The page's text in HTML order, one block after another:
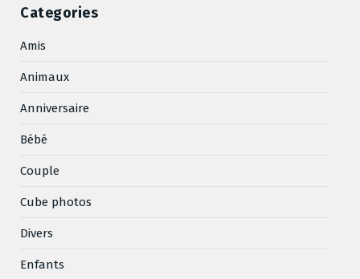
Categories
Amis
Animaux
Anniversaire
Bébé
Couple
Cube photos
Divers
Enfants